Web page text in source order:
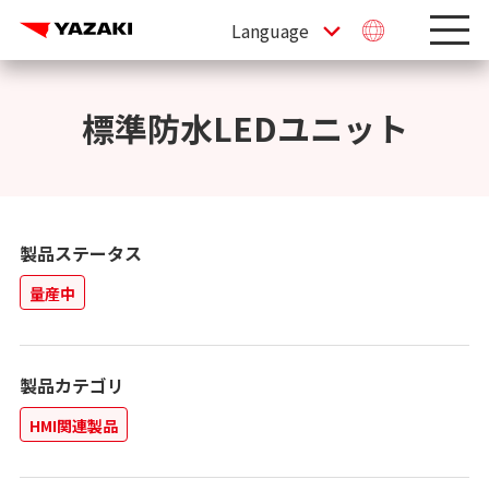
標準防水LEDユニット
製品ステータス
量産中
製品カテゴリ
HMI関連製品